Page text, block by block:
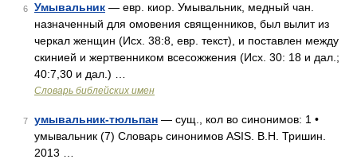
6 Умывальник — евр. киор. Умывальник, медный чан.
назначенный для омовения священников, был вылит из
черкал женщин (Исх. 38:8, евр. текст), и поставлен между
скинией и жертвенником всесожжения (Исх. 30: 18 и дал.;
40:7,30 и дал.) …
Словарь библейских имен
7 умывальник-тюльпан — сущ., кол во синонимов: 1 •
умывальник (7) Словарь синонимов ASIS. В.Н. Тришин.
2013 …